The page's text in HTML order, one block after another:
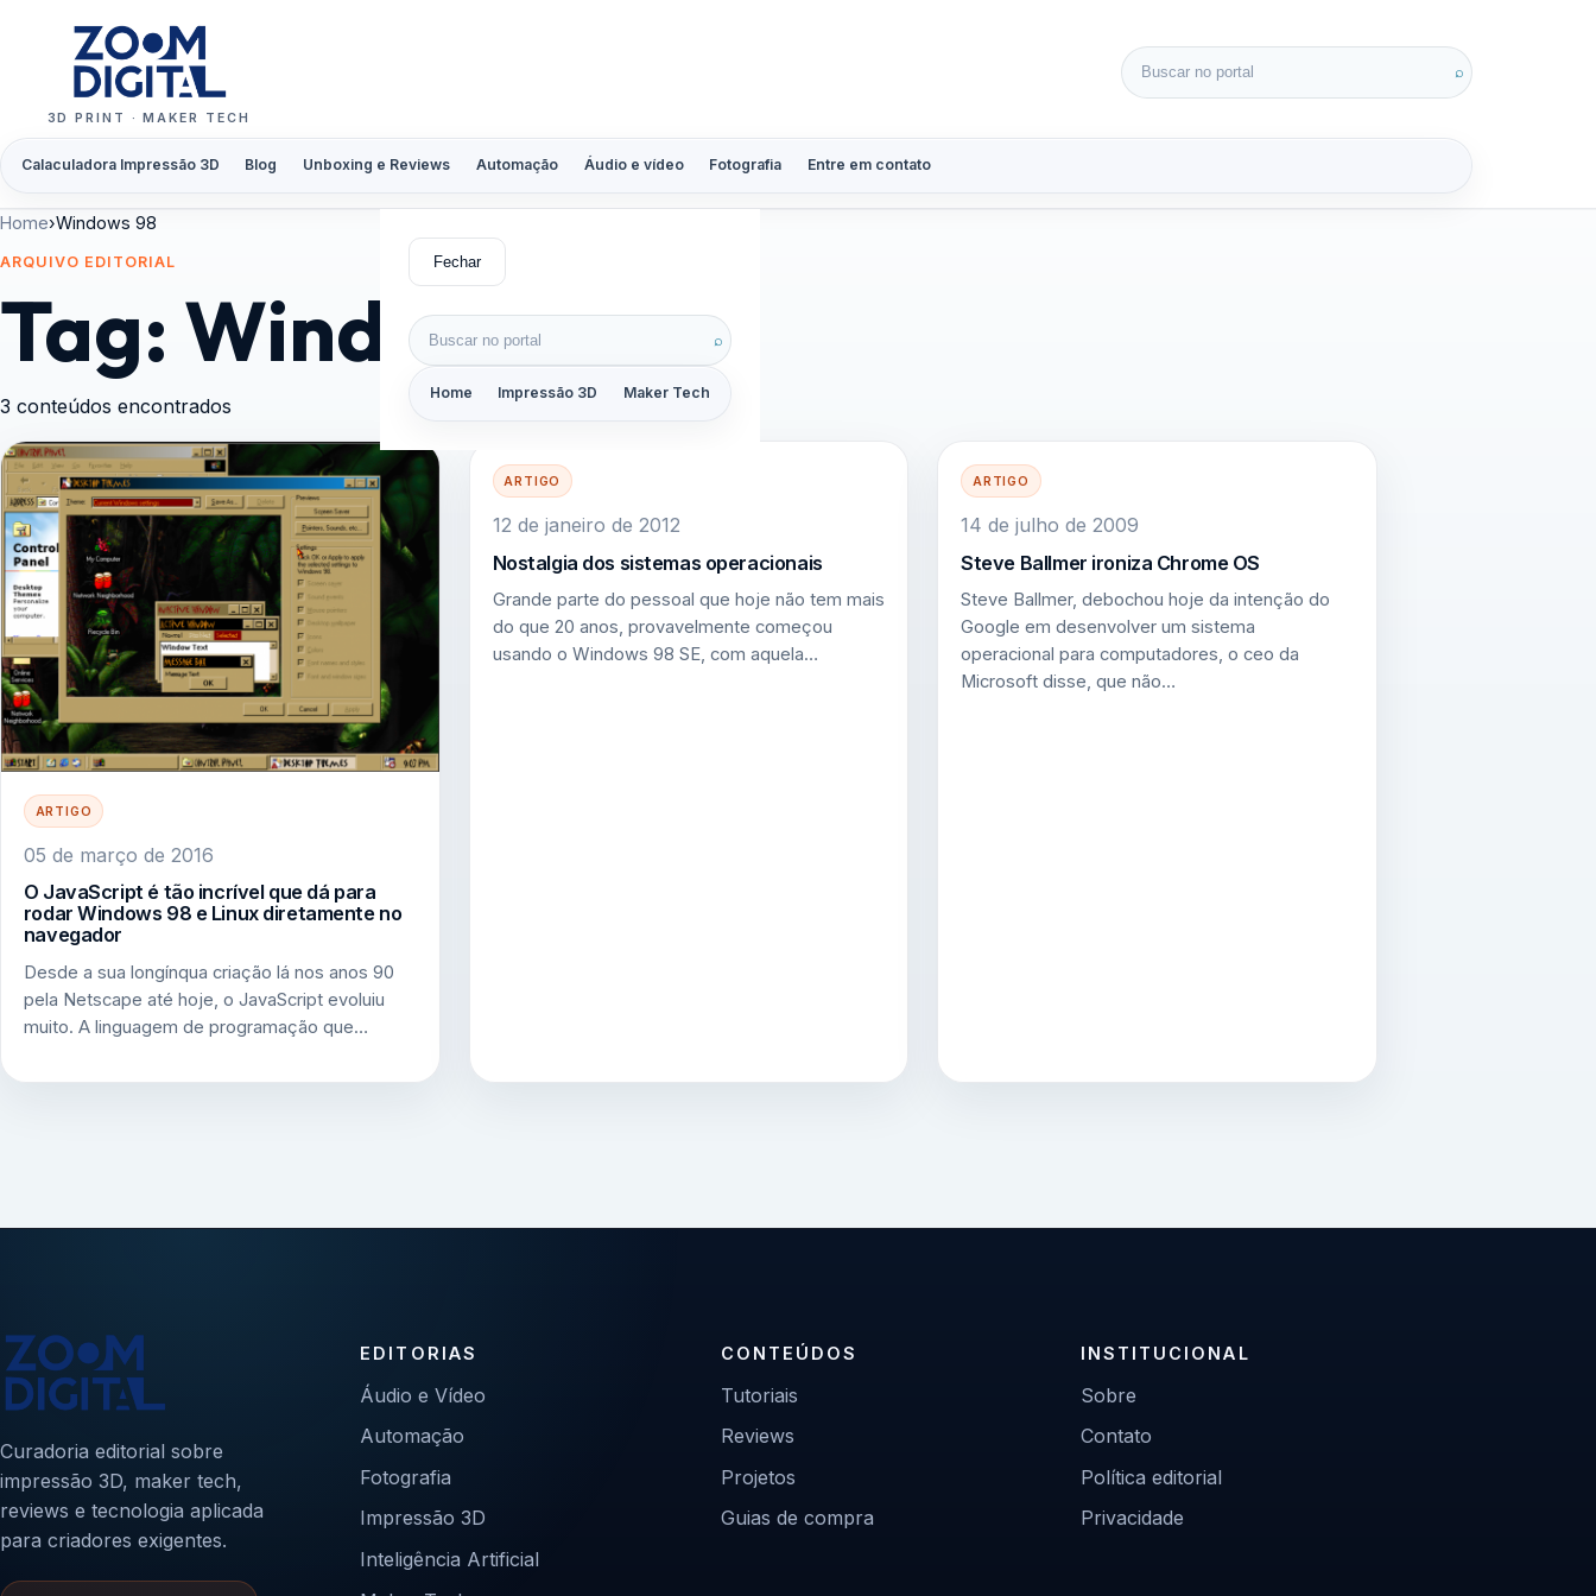
3D PRINT · MAKER TECH
Calaculadora Impressão 3D Blog Unboxing e Reviews Automação Áudio e vídeo Fotografia Entre em contato
Buscar por: ⌕
Fechar
Buscar por: ⌕
Home Impressão 3D Maker Tech
Home›Windows 98
ARQUIVO EDITORIAL
Tag: Windows 98
3 conteúdos encontrados
ARTIGO
05 de março de 2016
O JavaScript é tão incrível que dá para
rodar Windows 98 e Linux diretamente no
navegador
Desde a sua longínqua criação lá nos anos 90
pela Netscape até hoje, o JavaScript evoluiu
muito. A linguagem de programação que…
ARTIGO
12 de janeiro de 2012
Nostalgia dos sistemas operacionais
Grande parte do pessoal que hoje não tem mais
do que 20 anos, provavelmente começou
usando o Windows 98 SE, com aquela…
ARTIGO
14 de julho de 2009
Steve Ballmer ironiza Chrome OS
Steve Ballmer, debochou hoje da intenção do
Google em desenvolver um sistema
operacional para computadores, o ceo da
Microsoft disse, que não…
Curadoria editorial sobre
impressão 3D, maker tech,
reviews e tecnologia aplicada
para criadores exigentes.
EDITORIAS
Áudio e Vídeo
Automação
Fotografia
Impressão 3D
Inteligência Artificial
CONTEÚDOS
Tutoriais
Reviews
Projetos
Guias de compra
INSTITUCIONAL
Sobre
Contato
Política editorial
Privacidade